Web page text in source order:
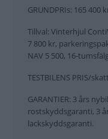
GRUNDPRIs: 165 400
Tillval: Vinterhjul
7 800 kr,
NAV 5 500, 16-
TESTBILENS PRIS/
GARANTIER: 3 års
rostskyddsgaranti, 3
lackskyddsgaranti.